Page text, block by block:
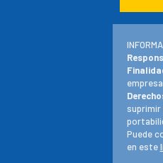
empresa.
Puede
en este